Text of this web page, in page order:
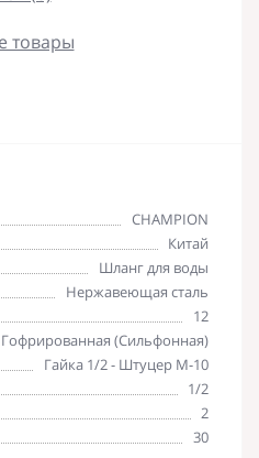
товары
CHAMPION
Китай
Шланг для воды
Нержавеющая сталь
12
Гофрированная (Сильфонная)
Гайка 1/2 - Штуцер М-10
1/2
2
30